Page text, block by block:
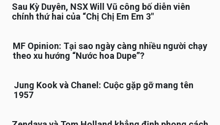
Sau Kỳ Duyên, NSX Will Vũ công bố diễn viên
chính thứ hai của “Chị Chị Em Em 3″
MF Opinion: Tại sao ngày càng nhiều người chạy
theo xu hướng “Nước hoa Dupe”?
Jung Kook và Chanel: Cuộc gặp gỡ mang tên
1957